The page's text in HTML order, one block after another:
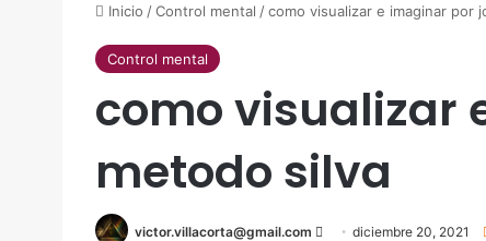
Inicio /Control mental /como visualizar e imaginar por
Control mental
como visualizar
metodo silva
victor.villacorta@gmail.com
Senddiciembre 20, 2021